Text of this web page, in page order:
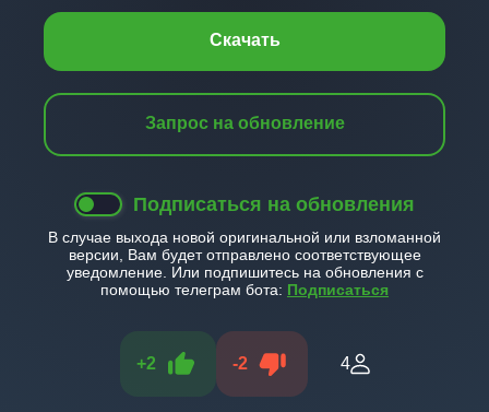
Скачать
Запрос на обновление
Подписаться на обновления
В случае выхода новой оригинальной или взломанной
версии, Вам будет отправлено соответствующее
уведомление. Или подпишитесь на обновления с
помощью телеграм бота: Подписаться
+2 -2 4